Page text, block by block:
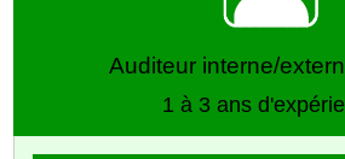
Auditeur interne/
1 à 3 ans